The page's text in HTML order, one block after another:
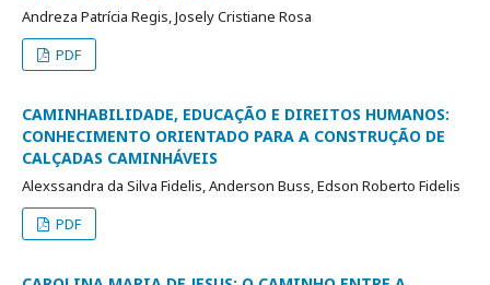
Andreza Patrícia Regis, Josely Cristiane Rosa
PDF
CAMINHABILIDADE, EDUCAÇÃO E DIREITOS HUMANOS:
CONHECIMENTO ORIENTADO PARA A CONSTRUÇÃO DE
CALÇADAS CAMINHÁVEIS
Alexssandra da Silva Fidelis, Anderson Buss, Edson Roberto Fidelis
PDF